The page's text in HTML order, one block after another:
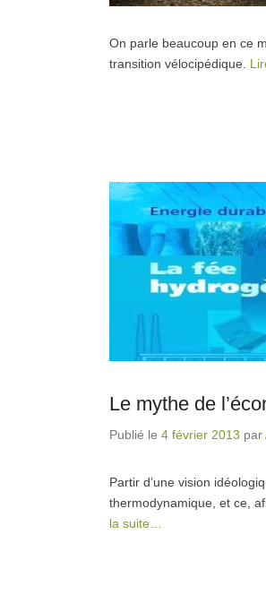
On parle beaucoup en ce
transition vélocipédique.
Le mythe de
Publié le 4 février 2013 par
Partir d’une vision
thermodynamique, et ce,
la suite…